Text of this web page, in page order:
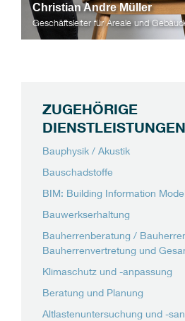
Christian Andre Müller
Geschäftsleiter für Areale und
ZUGEHÖRIGE
DIENSTLEISTUNGEN
Bauphysik / Akustik
Bauschadstoffe
BIM: Building Information
Bauwerkserhaltung
Bauherrenberatung /
Bauherrenvertretung und
Klimaschutz und -anpassung
Beratung und Planung
Altlastenuntersuchung und -